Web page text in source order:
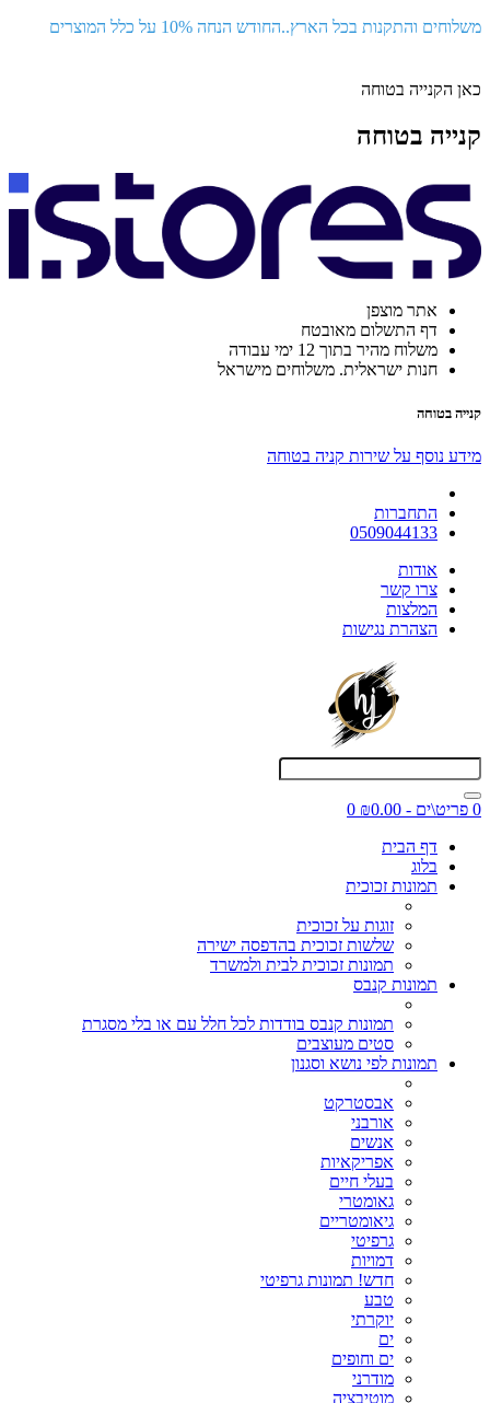
משלוחים והתקנות בכל הארץ..החודש הנחה 10% על כלל המוצרים
כאן הקנייה בטוחה
קנייה בטוחה
אתר מוצפן
דף התשלום מאובטח
משלוח מהיר בתוך 12 ימי עבודה
חנות ישראלית. משלוחים מישראל
קנייה בטוחה
מידע נוסף על שירות קניה בטוחה
התחברות
0509044133
אודות
צרו קשר
המלצות
הצהרת נגישות
0 פריט\ים - ₪0.00
0
דף הבית
בלוג
תמונות זכוכית
זוגות על זכוכית
שלשות זכוכית בהדפסה ישירה
תמונות זכוכית לבית ולמשרד
תמונות קנבס
תמונות קנבס בודדות לכל חלל עם או בלי מסגרת
סטים מעוצבים
תמונות לפי נושא וסגנון
אבסטרקט
אורבני
אנשים
אפריקאיות
בעלי חיים
גאומטרי
גיאומטריים
גרפיטי
דמויות
חדש! תמונות גרפיטי
טבע
יוקרתי
ים
ים וחופים
מודרני
מוטיבציה